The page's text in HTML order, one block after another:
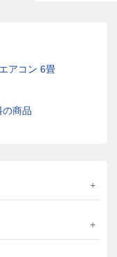
アコン 6畳
の商品